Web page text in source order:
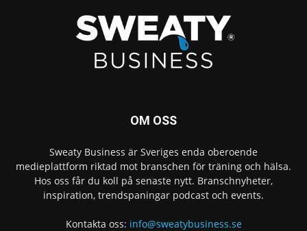
OM OSS
Sweaty Business är Sveriges enda oberoende
medieplattform riktad mot branschen för träning och hälsa.
Hos oss får du koll på senaste nytt. Branschnyheter,
inspiration, trendspaningar podcast och events.
Kontakta oss: info@sweatybusiness.se